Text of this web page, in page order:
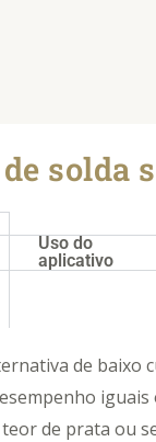
solda
Uso do
aplicativo
de baixo
de prata ou